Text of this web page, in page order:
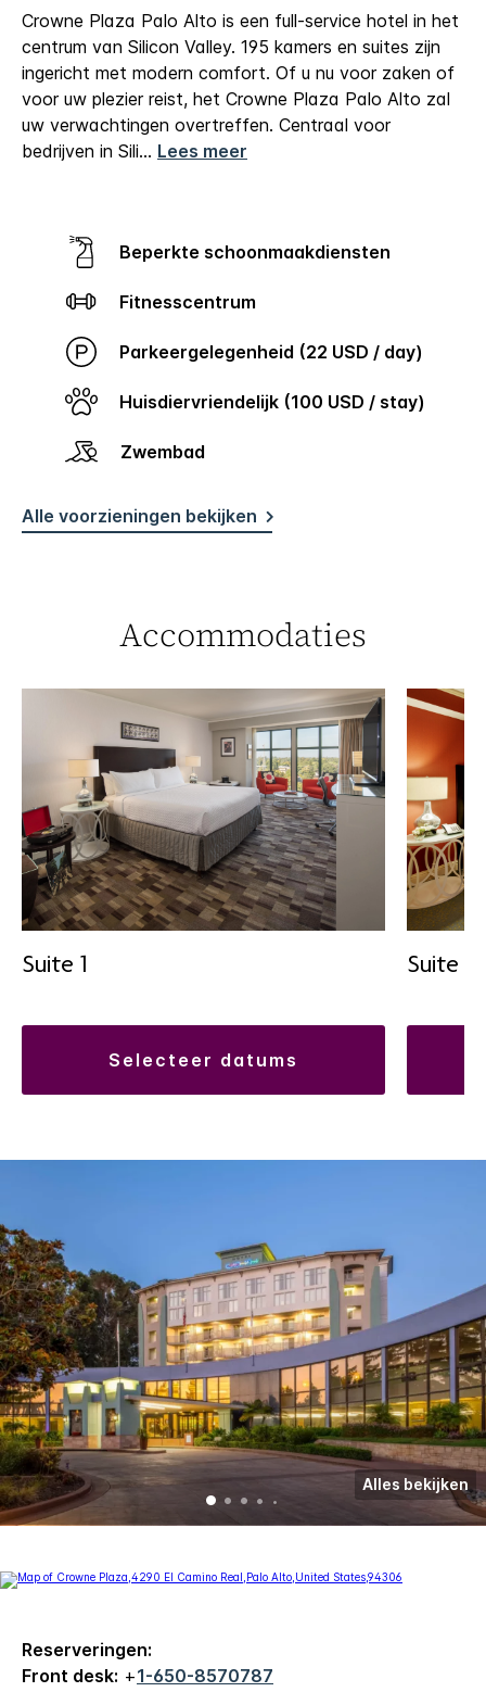
Crowne Plaza Palo Alto is een full-service hotel in het
centrum van Silicon Valley. 195 kamers en suites zijn
ingericht met modern comfort. Of u nu voor zaken of
voor uw plezier reist, het Crowne Plaza Palo Alto zal
uw verwachtingen overtreffen. Centraal voor
bedrijven in Sili... Lees meer
Beperkte schoonmaakdiensten
Fitnesscentrum
Parkeergelegenheid (22 USD / day)
Huisdiervriendelijk (100 USD / stay)
Zwembad
Alle voorzieningen bekijken
Accommodaties
Suite 1
selecteer datums
Suite 2
Alles bekijken
Reserveringen:
Front desk: +1-650-8570787